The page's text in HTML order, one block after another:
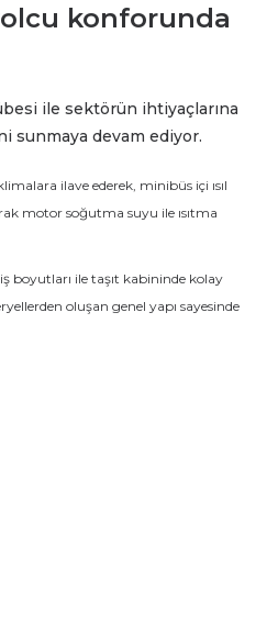
konforunda
ile sektörün ihtiyaçlarına
sunmaya devam ediyor.
ilave ederek, minibüs içi ısıl
motor soğutma suyu ile ısıtma
boyutları ile taşıt kabininde kolay
oluşan genel yapı sayesinde